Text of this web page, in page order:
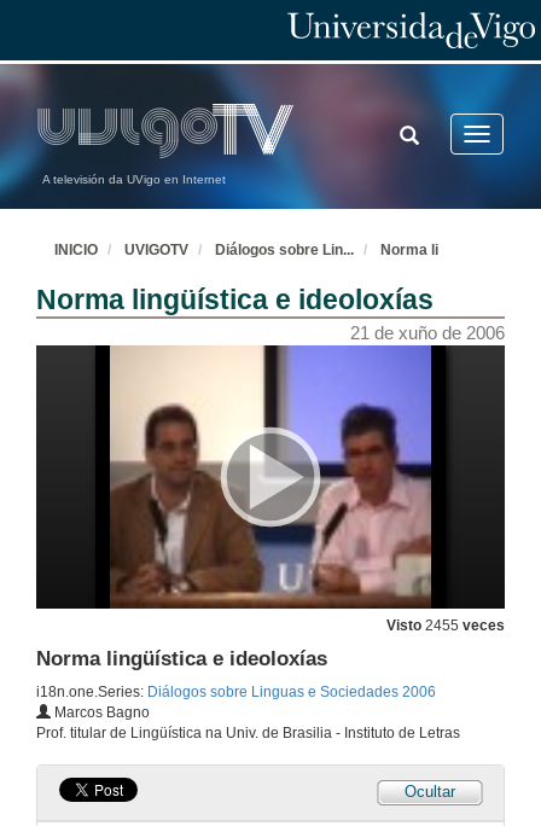
A televisión da UVigo en Internet
Toggle
TOGGLE
SEARCH
INICIO UVIGOTV Diálogos sobre Lin... Norma li
Norma lingüística e ideoloxías
21 de xuño de 2006
Visto 2455 veces
Norma lingüística e ideoloxías
i18n.one.Series: Diálogos sobre Linguas e Sociedades 2006
Marcos Bagno
Prof. titular de Lingüística na Univ. de Brasilia - Instituto de Letras
Ocultar